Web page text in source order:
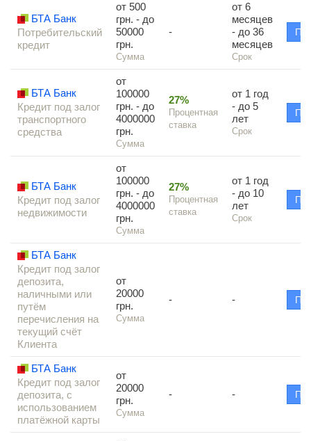
БТА Банк
Потребительский
кредит
от 500
грн. - до
50000
грн.
Сумма
-
от 6
месяцев
- до 36
месяцев
Срок
БТА Банк
Кредит под залог
транспортного
средства
от
100000
грн. - до
4000000
грн.
Сумма
27%
Процентная
ставка
от 1 год
- до 5
лет
Срок
БТА Банк
Кредит под залог
недвижимости
от
100000
грн. - до
4000000
грн.
Сумма
27%
Процентная
ставка
от 1 год
- до 10
лет
Срок
БТА Банк
Кредит под залог
депозита,
наличными или
путём
перечисления на
текущий счёт
Клиента
от
20000
грн.
Сумма
- -
БТА Банк
Кредит под залог
депозита, с
использованием
платёжной карты
от
20000
грн.
Сумма
- -